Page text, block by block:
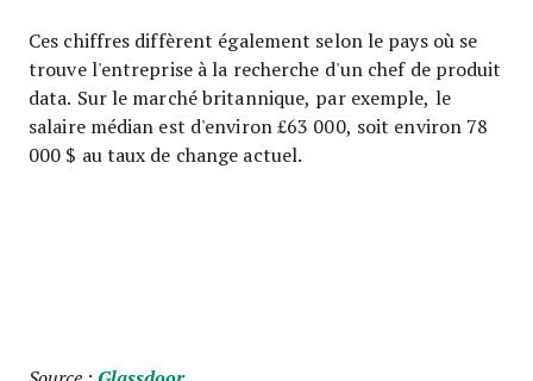
Ces chiffres diffèrent également selon le pays où se
trouve l'entreprise à la recherche d'un chef de produit
data. Sur le marché britannique, par exemple, le
salaire médian est d'environ £63 000, soit environ 78
000 $ au taux de change actuel.